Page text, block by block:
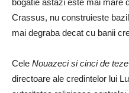
bogatie astazi este mai mare
Crassus, nu construieste
mai degraba decat cu banii
Cele Nouazeci si cinci de teze
directoare ale credintelor lui